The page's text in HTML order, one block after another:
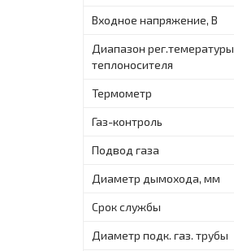
Входное напряжение, В
Диапазон рег.темературы
теплоносителя
Термометр
Газ-контроль
Подвод газа
Диаметр дымохода, мм
Срок службы
Диаметр подк. газ. трубы